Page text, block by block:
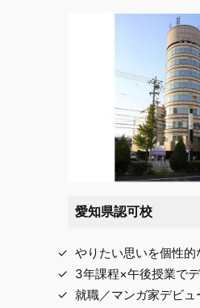
愛知県認可校
やりたい思いを個性的
3年課程×午後授業で
就職／マンガ家デビュ